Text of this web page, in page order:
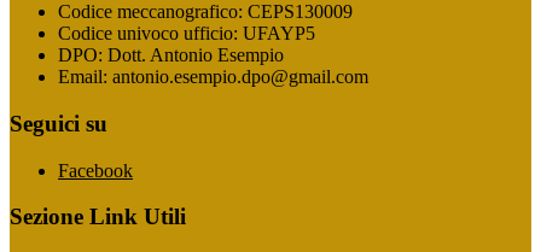
Codice meccanografico: CEPS130009
Codice univoco ufficio: UFAYP5
DPO: Dott. Antonio Esempio
Email: antonio.esempio.dpo@gmail.com
Seguici su
Facebook
Sezione Link Utili